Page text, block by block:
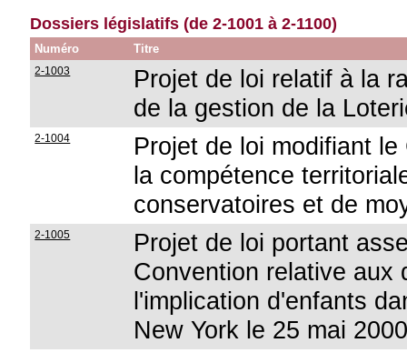
Dossiers législatifs (de 2-1001 à 2-1100)
Numéro Titre
2-1003
Projet de loi relatif à la
de la gestion de la
2-1004
Projet de loi modifiant
la compétence
conservatoires et de
2-1005
Projet de loi portant
Convention relative aux
l'implication d'enfants
New York le 25 mai